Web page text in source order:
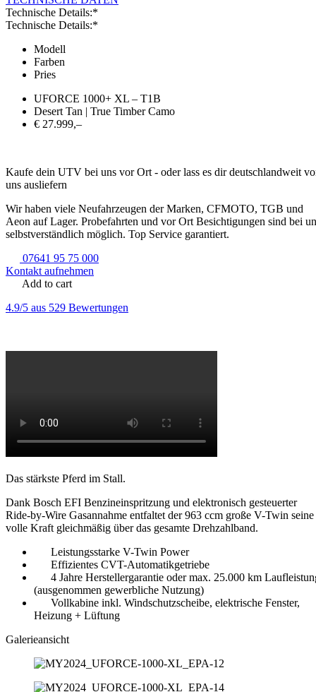
Technische Details:*
Technische Details:*
Modell
Farben
Pries
UFORCE 1000+ XL – T1B
Desert Tan | True Timber Camo
€ 27.999,–
Kaufe dein UTV bei uns vor Ort - oder lass es dir deutschlandweit
uns ausliefern
Wir haben viele Neufahrzeugen der Marken, CFMOTO, TGB und
Aeon auf Lager. Probefahrten und vor Ort Besichtigungen sind bei
selbstverständlich möglich. Top Service garantiert.
07641 95 75 000
Kontakt aufnehmen
Add to cart
4.9/5 aus 529 Bewertungen
Das stärkste Pferd im Stall.
Dank Bosch EFI Benzineinspritzung und elektronisch gesteuerter
Ride-by-Wire Gasannahme entfaltet der 963 ccm große V-Twin seine
volle Kraft gleichmäßig über das gesamte Drehzahlband.
Leistungsstarke V-Twin Power
Effizientes CVT-Automatikgetriebe
4 Jahre Herstellergarantie oder max. 25.000 km
(ausgenommen gewerbliche Nutzung)
Vollkabine inkl. Windschutzscheibe, elektrische Fenster,
Heizung + Lüftung
Galerieansicht